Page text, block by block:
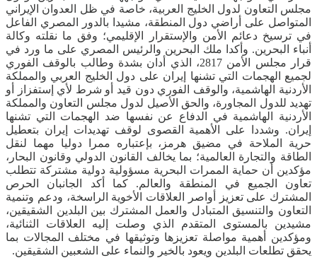
مجلس التعاون لدول الخليج العربية، خاصة في ظل العدوان الإيراني
المتواصل على أراضي دول المنطقة، مشيدا بالدور المصري الفاعل
في ترسيخ دعائم الأمن والإستقرار الإقليمي؛ وفق ما نقلته وكالة
أنباء البحرين. وأكدا ملك البحرين والرئيس المصري على ما ورد في
قرار مجلس الأمن 2817، الذي أدان بشدة وطالب بالوقف الفوري
لجميع الهجمات التي تشنها إيران على دول الخليج العربي والمملكة
الأردنية الهاشمية، والوقف الفوري دون قيد أو شرط لأي إستفزاز أو
تهديد للدول المجاورة، والحق الأصيل لدول مجلس التعاون والمملكة
الأردنية الهاشمية في الدفاع عن نفسها ضد الهجمات التي تشنها
إيران. وشددا على الأهمية القصوى لوقف تهديدات إيران بتعطيل
حرية الملاحة في مضيق هرمز، بإعتباره ممرا دوليا مهما لنقل
الطاقة والتجارة العالمية؛ بما يخالف القانون الدولي وقانون البحار،
مؤكدين أن حماية الممرات البحرية مسؤولية دولية مشتركة تتطلب
تعاون الجميع في المنطقة والعالم. كما أكد الجانبان الحرص
المشترك على تعزيز أواصر العلاقات الأخوية الراسخة، ودعم وتنمية
التعاون والتنسيق المتبادل والعمل المشترك بين البلدين الشقيقين،
مشيدين بالمستوى المتقدم الذي وصلت إليه العلاقات الثنائية،
ومؤكدين أهمية مواصلة تعزيزها وتوثيقها في مختلف المجالات بما
يحقق تطلعات البلدين ويعود بالخير والنماء على الشعبين الشقيقين.